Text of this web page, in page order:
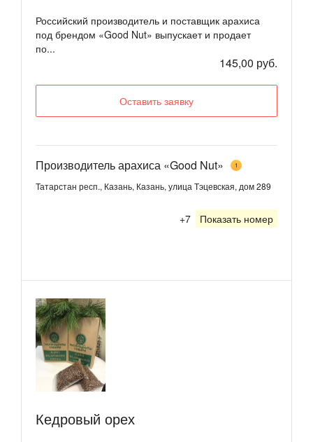
Российский производитель и поставщик арахиса
под брендом «Good Nut» выпускает и продает
по...
145,00 руб.
Оставить заявку
Производитель арахиса «Good Nut» 1
Татарстан респ., Казань, Казань, улица Тэцевская, дом 289
+7 Показать номер
Кедровый орех